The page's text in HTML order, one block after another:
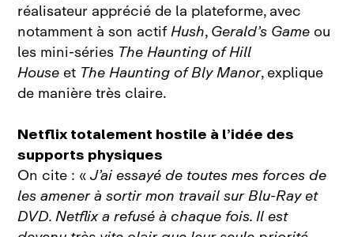
réalisateur apprécié de la plateforme, avec
notamment à son actifHush,Gerald’s Game ou
les mini‑séries The Haunting of Hill
House et The Haunting of Bly Manor, explique
de manière très claire.
Netflix totalement hostile à l’idée des
supports physiques
On cite : «J’ai essayé de toutes mes forces de
les amener à sortir mon travail sur Blu‑Ray et
DVD. Netflix a refusé à chaque fois. Il est